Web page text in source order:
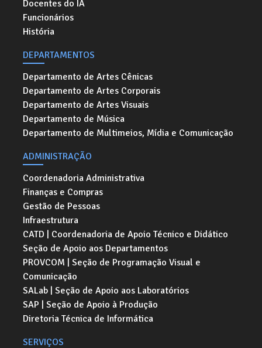
Docentes do IA
Funcionários
História
DEPARTAMENTOS
Departamento de Artes Cênicas
Departamento de Artes Corporais
Departamento de Artes Visuais
Departamento de Música
Departamento de Multimeios, Mídia e Comunicação
ADMINISTRAÇÃO
Coordenadoria Administrativa
Finanças e Compras
Gestão de Pessoas
Infraestrutura
CATD | Coordenadoria de Apoio Técnico e Didático
Seção de Apoio aos Departamentos
PROVCOM | Seção de Programação Visual e
Comunicação
SALab | Seção de Apoio aos Laboratórios
SAP | Seção de Apoio à Produção
Diretoria Técnica de Informática
SERVIÇOS